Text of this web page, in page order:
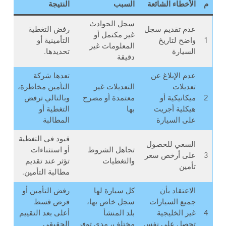
م الأخطاء الشائعة السبب النتيجة
1
عدم تقديم سجل
واضح لتاريخ
السيارة
سجل الحوادث
غير مكتمل أو
المعلومات غير
دقيقة
رفض التغطية
التأمينية أو
تحديدها.
2
عدم الإبلاغ عن
تعديلات
ميكانيكية أو
هيكلية أجريت
على السيارة
التعديلات غير
معتمدة أو مصرح
بها
تعدها شركة
التأمين مخاطرة،
وبالتالي ترفض
التغطية أو
المطالبة
3
السعي للحصول
على أرخص سعر
تأمين
تجاهل الشروط
والتغطيات
قيود في التغطية
أو استثناءات
تؤثر عند تقديم
مطالبة التأمين.
4
الاعتقاد بأن
جميع السيارات
غير الخليجية
كل سيارة لها
سجل خاص بها،
بلد المنشأ
رفض التأمين أو
فرض قسط
أعلى بعد التقييم